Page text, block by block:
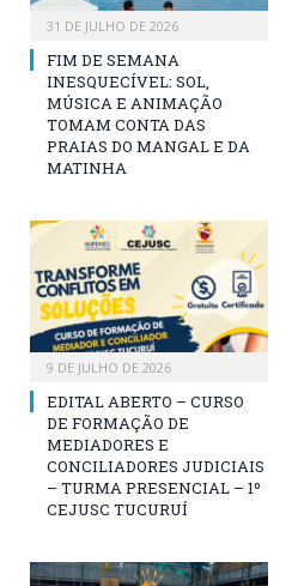
31 DE JULHO DE 2026
FIM DE SEMANA
INESQUECÍVEL: SOL,
MÚSICA E ANIMAÇÃO
TOMAM CONTA DAS
PRAIAS DO MANGAL E DA
MATINHA
9 DE JULHO DE 2026
EDITAL ABERTO – CURSO
DE FORMAÇÃO DE
MEDIADORES E
CONCILIADORES JUDICIAIS
– TURMA PRESENCIAL – 1º
CEJUSC TUCURUÍ